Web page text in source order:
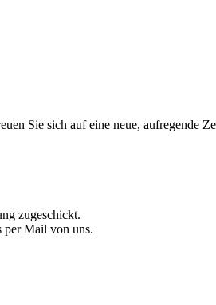
Sie sich auf eine neue, aufregende
zugeschickt.
per Mail von uns.